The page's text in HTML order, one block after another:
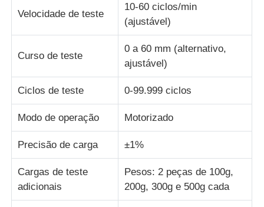
Controlador da temperatura e da umidade
verificador da dureza
Velocidade de teste
10-60 ciclos/min
(ajustável)
Curso de teste
0 a 60 mm (alternativo,
ajustável)
Ciclos de teste 0-99.999 ciclos
Modo de operação Motorizado
Precisão de carga ±1%
Cargas de teste
adicionais
Pesos: 2 peças de 100g,
200g, 300g e 500g cada